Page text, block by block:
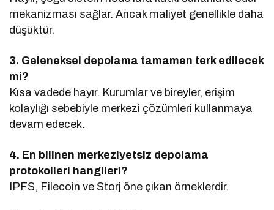
mekanizması sağlar. Ancak maliyet genellikle daha
düşüktür.
3. Geleneksel depolama tamamen terk edilecek
mi?
Kısa vadede hayır. Kurumlar ve bireyler, erişim
kolaylığı sebebiyle merkezi çözümleri kullanmaya
devam edecek.
4. En bilinen merkeziyetsiz depolama
protokolleri hangileri?
IPFS, Filecoin ve Storj öne çıkan örneklerdir.